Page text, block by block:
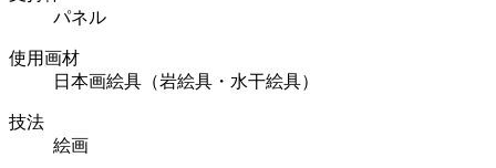
パネル
使用画材
日本画絵具（岩絵具・水干絵具）
技法
絵画